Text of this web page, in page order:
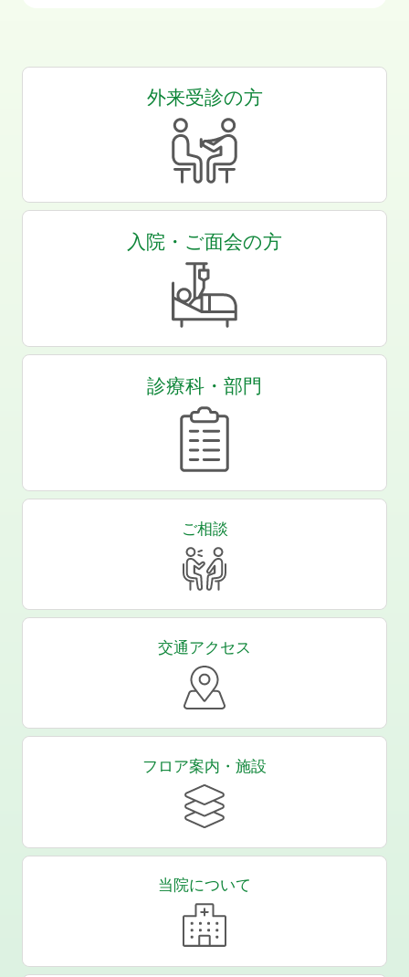
外来受診の方
入院・ご面会の方
診療科・部門
ご相談
交通アクセス
フロア案内・施設
当院について